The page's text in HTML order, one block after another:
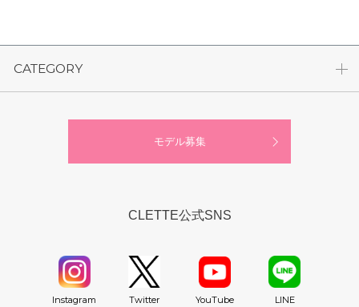
CATEGORY
モデル募集
CLETTE公式SNS
Instagram Twitter YouTube LINE